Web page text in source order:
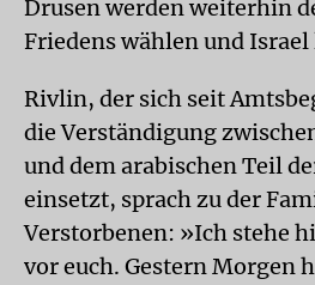
Drusen werden weiterhin
Friedens wählen und
Rivlin, der sich seit
die Verständigung
und dem arabischen Teil
einsetzt, sprach zu der
Verstorbenen: »Ich stehe
vor euch. Gestern Morgen